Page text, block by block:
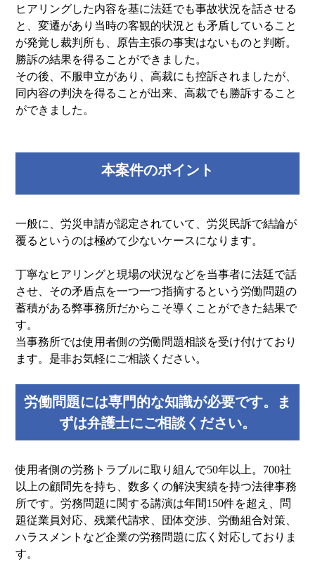
ヒアリングした内容を基に法廷でも事故状況を話させる
と、変遷があり当時の客観的状況とも矛盾していること
が発覚し裁判所も、原告主張の事実はないものと判断。
勝訴の結果を得ることができました。
その後、不服申立があり、高裁にも控訴されましたが、
同内容の判決を得ることが出来、高裁でも勝訴すること
ができました。
本案件のポイント
一般に、労災申請が認定されていて、労災民訴で結論が
覆るというのは極めて少ないケースになります。
丁寧なヒアリングと現場の状況などを当事者に法廷で話
させ、その矛盾点を一つ一つ指摘するという労働問題の
蓄積がある弊事務所だからこそ導くことができた結果で
す。
当事務所では使用者側の労働問題相談を受け付けており
ます。是非お気軽にご相談ください。
労働問題には専門的な知識が必要です。ま
ずは弁護士にご相談ください。
使用者側の労務トラブルに取り組んで50年以上。700社
以上の顧問先を持ち、数多くの解決実績を持つ法律事務
所です。労務問題に関する講演は年間150件を超え、問
題従業員対応、残業代請求、団体交渉、労働組合対策、
ハラスメントなど企業の労務問題に広く対応しておりま
す。